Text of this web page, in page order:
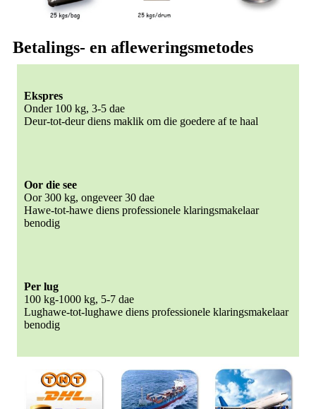
Betalings- en afleweringsmetodes
Ekspres
Onder 100 kg, 3-5 dae
Deur-tot-deur diens maklik om die goedere af te haal
Oor die see
Oor 300 kg, ongeveer 30 dae
Hawe-tot-hawe diens professionele klaringsmakelaar
benodig
Per lug
100 kg-1000 kg, 5-7 dae
Lughawe-tot-lughawe diens professionele klaringsmakelaar
benodig